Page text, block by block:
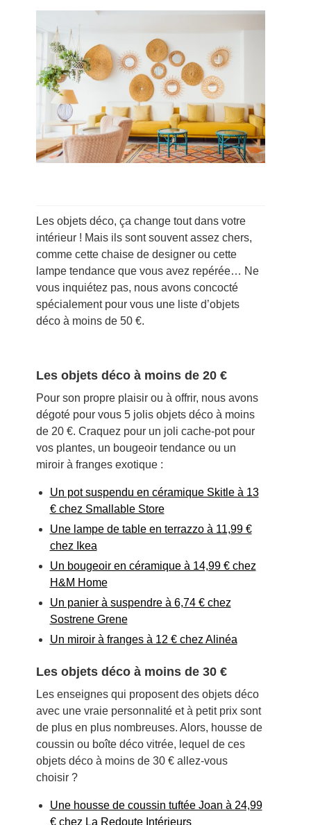
Les objets déco, ça change tout dans votre
intérieur ! Mais ils sont souvent assez chers,
comme cette chaise de designer ou cette
lampe tendance que vous avez repérée… Ne
vous inquiétez pas, nous avons concocté
spécialement pour vous une liste d’objets
déco à moins de 50 €.
Les objets déco à moins de 20 €
Pour son propre plaisir ou à offrir, nous avons
dégoté pour vous 5 jolis objets déco à moins
de 20 €. Craquez pour un joli cache-pot pour
vos plantes, un bougeoir tendance ou un
miroir à franges exotique :
Un pot suspendu en céramique Skitle à 13
€ chez Smallable Store
Une lampe de table en terrazzo à 11,99 €
chez Ikea
Un bougeoir en céramique à 14,99 € chez
H&M Home
Un panier à suspendre à 6,74 € chez
Sostrene Grene
Un miroir à franges à 12 € chez Alinéa
Les objets déco à moins de 30 €
Les enseignes qui proposent des objets déco
avec une vraie personnalité et à petit prix sont
de plus en plus nombreuses. Alors, housse de
coussin ou boîte déco vitrée, lequel de ces
objets déco à moins de 30 € allez-vous
choisir ?
Une housse de coussin tuftée Joan à 24,99
€ chez La Redoute Intérieurs